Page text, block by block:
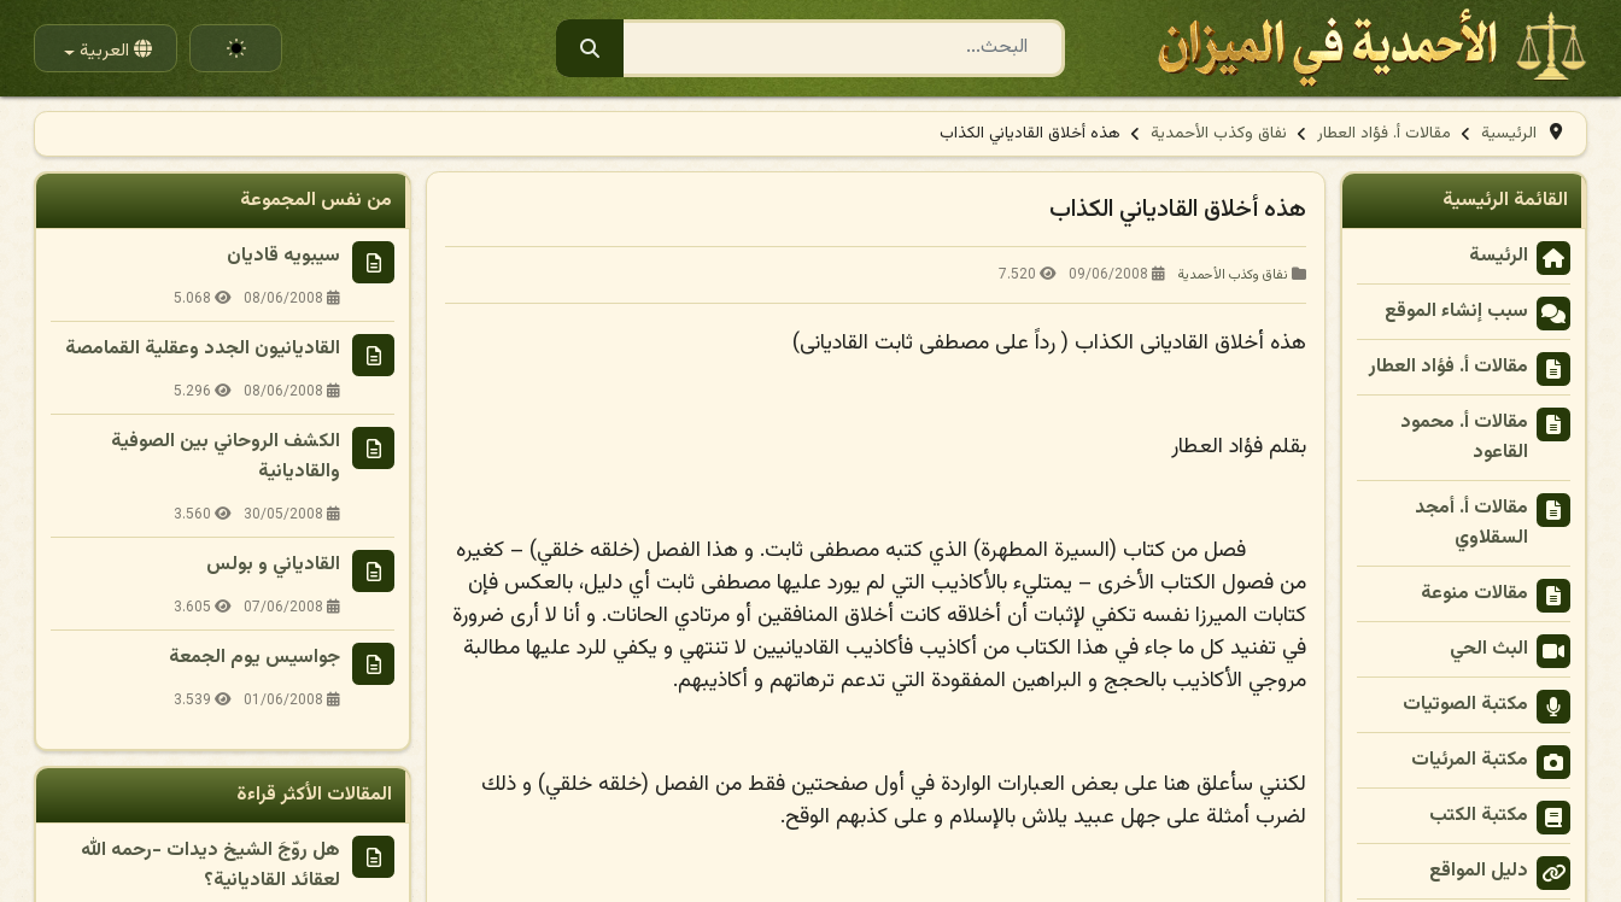
البحث اختر لغتكالعربية
الرئيسية مقالات أ. فؤاد العطار نفاق وكذب الأحمدية هذه أخلاق القادياني الكذاب
القائمة الرئيسية
الرئيسة
سبب إنشاء الموقع
مقالات أ. فؤاد العطار
مقالات أ. محمود
القاعود
مقالات أ. أمجد
السقلاوي
مقالات منوعة
البث الحي
مكتبة الصوتيات
مكتبة المرئيات
مكتبة الكتب
دليل المواقع
هذه أخلاق القادياني الكذاب
نفاق وكذب الأحمدية 09/06/2008
7.520
هذه أخلاق القاديانى الكذاب ( رداً على مصطفى ثابت القاديانى)
بقلم فؤاد العطار
فصل من كتاب (السيرة المطهرة) الذي كتبه مصطفى ثابت. و هذا الفصل (خلقه خلقي) – كغيره
من فصول الكتاب الأخرى – يمتليء بالأكاذيب التي لم يورد عليها مصطفى ثابت أي دليل، بالعكس فإن
كتابات الميرزا نفسه تكفي لإثبات أن أخلاقه كانت أخلاق المنافقين أو مرتادي الحانات. و أنا لا أرى ضرورة
في تفنيد كل ما جاء في هذا الكتاب من أكاذيب فأكاذيب القاديانيين لا تنتهي و يكفي للرد عليها مطالبة
مروجي الأكاذيب بالحجج و البراهين المفقودة التي تدعم ترهاتهم و أكاذيبهم.
لكنني سأعلق هنا على بعض العبارات الواردة في أول صفحتين فقط من الفصل (خلقه خلقي) و ذلك
لضرب أمثلة على جهل عبيد يلاش بالإسلام و على كذبهم الوقح.
من نفس المجموعة
سيبويه قاديان
08/06/2008
5.068
القاديانيون الجدد وعقلية القمامصة
08/06/2008
5.296
الكشف الروحاني بين الصوفية
والقاديانية
30/05/2008
3.560
القادياني و بولس
07/06/2008
3.605
جواسيس يوم الجمعة
01/06/2008
3.539
المقالات الأكثر قراءة
هل روّجَ الشيخ ديدات -رحمه الله
لعقائد القاديانية؟